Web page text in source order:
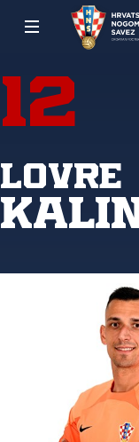
12
Lovre